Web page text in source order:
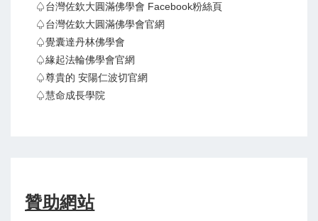
♤台灣佐欽大圓滿佛學會 Facebook粉絲頁
♤台灣佐欽大圓滿佛學會官網
♤覺囊達丹林佛學會
♤緣起法輪佛學會官網
♤尊貴的 安陽仁波切官網
♤慧命成長學院
贊助網站